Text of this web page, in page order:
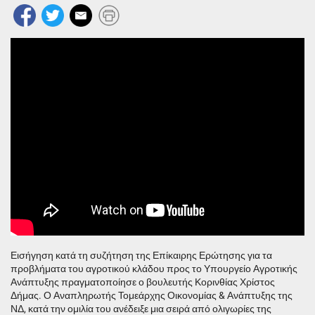
Εισήγηση κατά τη συζήτηση της Επίκαιρης Ερώτησης για τα
προβλήματα του αγροτικού κλάδου προς το Υπουργείο Αγροτικής
Ανάπτυξης πραγματοποίησε ο βουλευτής Κορινθίας Χρίστος
Δήμας. Ο Αναπληρωτής Τομεάρχης Οικονομίας & Ανάπτυξης της
ΝΔ, κατά την ομιλία του ανέδειξε μια σειρά από ολιγωρίες της